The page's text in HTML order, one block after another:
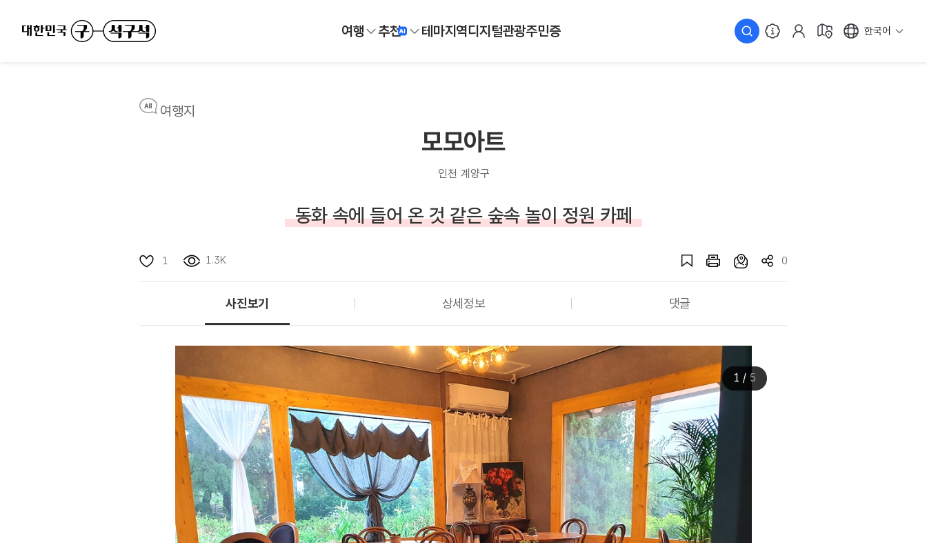
여행 추천 테마지역디지털관광주민증 한국어
여행지
모모아트
인천 계양구
동화 속에 들어 온 것 같은 숲속 놀이 정원 카페
1 1.3K 0
사진보기 상세정보 댓글
1 / 5